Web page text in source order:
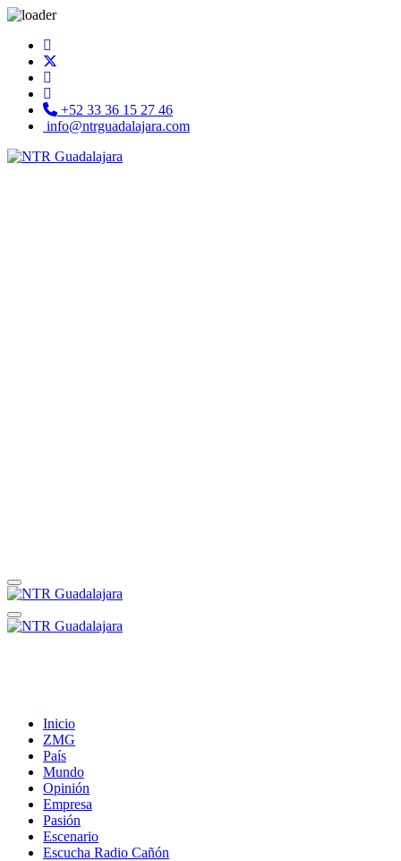
+52 33 36 15 27 46
info@ntrguadalajara.com
Inicio
ZMG
País
Mundo
Opinión
Empresa
Pasión
Escenario
Escucha Radio Cañón